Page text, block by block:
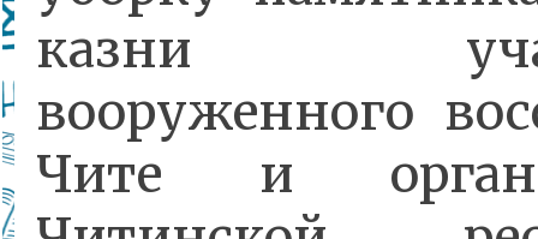
казни
вооруженного
Чите и